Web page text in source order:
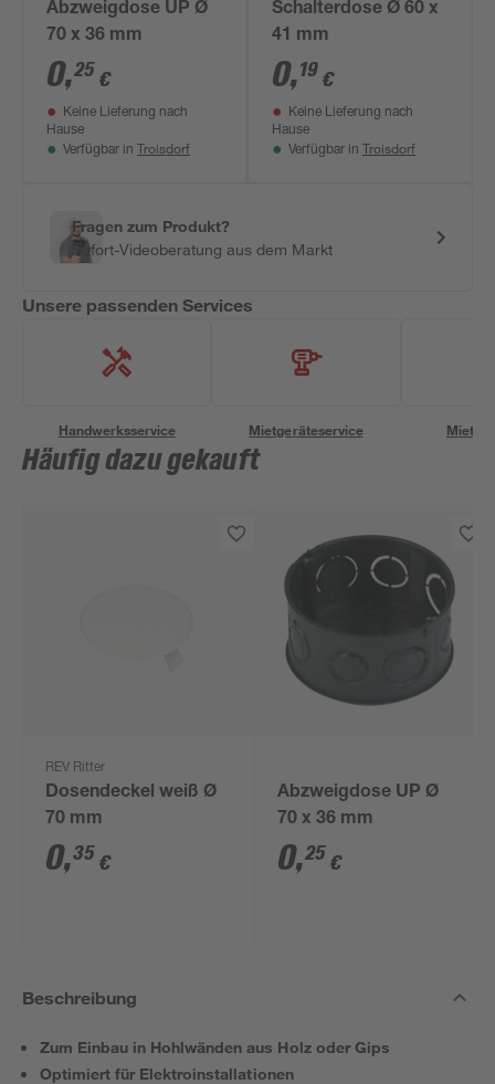
Abzweigdose UP Ø
70 x 36 mm
0,25 €
Keine Lieferung nach
Hause
Verfügbar in Troisdorf
Schalterdose Ø 60 x
41 mm
0,19 €
Keine Lieferung nach
Hause
Verfügbar in Troisdorf
Fragen zum Produkt?
Sofort-Videoberatung aus dem Markt
Unsere passenden Services
Handwerksservice Mietgeräteservice
Häufig dazu gekauft
REV Ritter
Dosendeckel weiß Ø
70 mm
0,35 €
Abzweigdose UP Ø
70 x 36 mm
0,25 €
Beschreibung
Zum Einbau in Hohlwänden aus Holz oder Gips
Optimiert für Elektroinstallationen